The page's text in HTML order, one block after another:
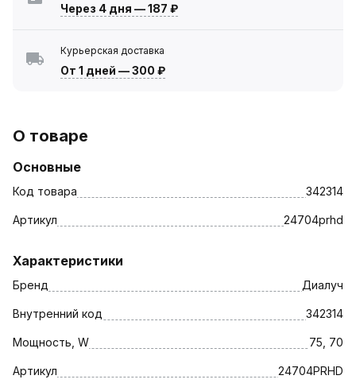
Через 4 дня —187 ₽
Курьерская доставка
От 1 дней —300 ₽
О товаре
Основные
Код товара 342314
Артикул 24704prhd
Характеристики
Бренд Диалуч
Внутренний код 342314
Мощность, W 75, 70
Артикул 24704PRHD